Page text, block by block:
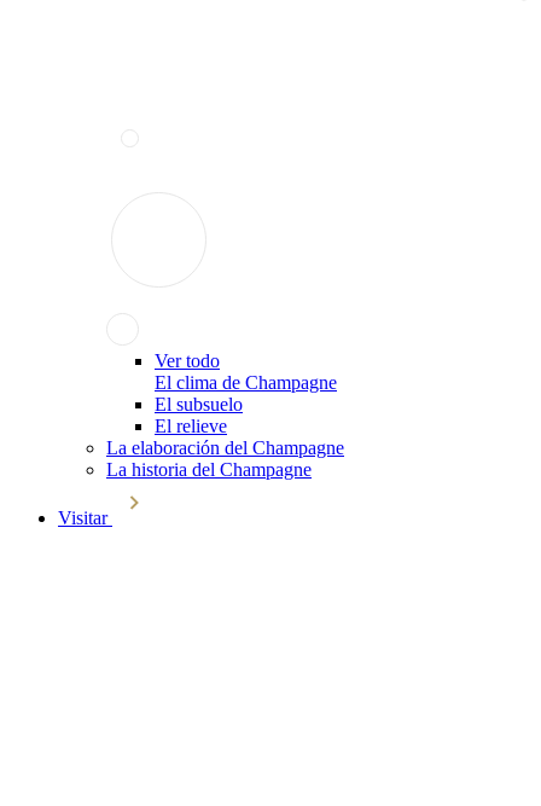
Ver todo
El clima de Champagne
El subsuelo
El relieve
La elaboración del Champagne
La historia del Champagne
Visitar